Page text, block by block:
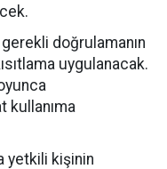
doğrulamanın
uygulanacak.
kullanıma
yetkili kişinin